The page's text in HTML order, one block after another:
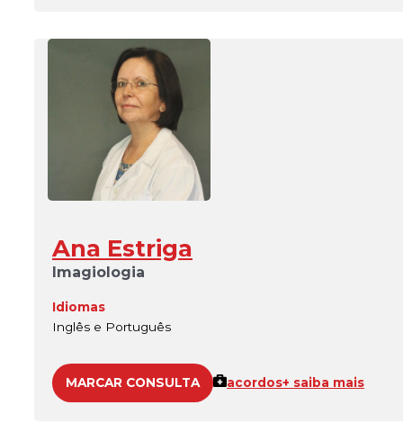
Ana Estriga
Imagiologia
Idiomas
Inglês e Português
MARCAR CONSULTA acordos+ saiba mais